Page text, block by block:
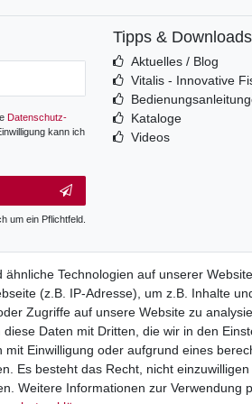
Daten­schutz­
kann ich
um ein Pflichtfeld.
Tipps & Downloads
Aktuelles / Blog
Vitalis - Innovative
Kataloge
Videos
Widerrufs­recht
ähnliche Technologien auf unserer
(z.B. IP-Adresse), um z.B. Inhalte
Zugriffe auf unsere Website zu
Daten mit Dritten, die wir in den
mit Einwilligung oder aufgrund eines
Es besteht das Recht, nicht
Weitere Informationen zur Verwendung